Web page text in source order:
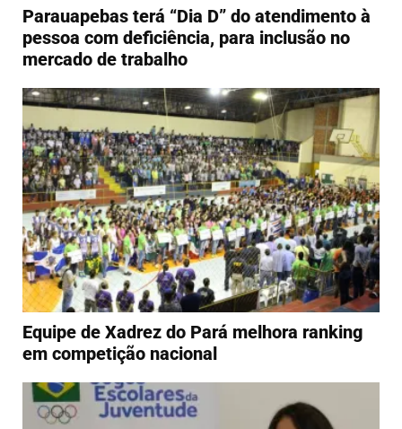
Parauapebas terá “Dia D” do atendimento à
pessoa com deficiência, para inclusão no
mercado de trabalho
Equipe de Xadrez do Pará melhora ranking
em competição nacional